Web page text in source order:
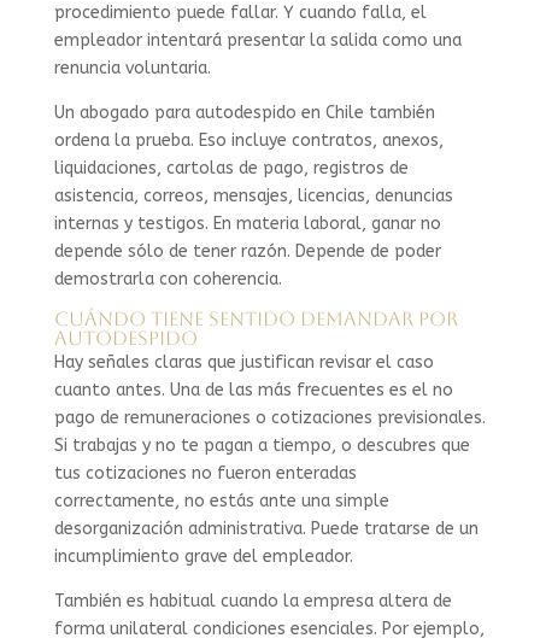
procedimiento puede fallar. Y cuando falla, el
empleador intentará presentar la salida como una
renuncia voluntaria.
Un abogado para autodespido en Chile también
ordena la prueba. Eso incluye contratos, anexos,
liquidaciones, cartolas de pago, registros de
asistencia, correos, mensajes, licencias, denuncias
internas y testigos. En materia laboral, ganar no
depende sólo de tener razón. Depende de poder
demostrarla con coherencia.
Cuándo tiene sentido demandar por
autodespido
Hay señales claras que justifican revisar el caso
cuanto antes. Una de las más frecuentes es el no
pago de remuneraciones o cotizaciones previsionales.
Si trabajas y no te pagan a tiempo, o descubres que
tus cotizaciones no fueron enteradas
correctamente, no estás ante una simple
desorganización administrativa. Puede tratarse de un
incumplimiento grave del empleador.
También es habitual cuando la empresa altera de
forma unilateral condiciones esenciales. Por ejemplo,